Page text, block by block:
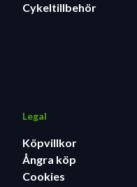
Cykeltillbehör
Legal
Köpvillkor
Ångra köp
Cookies